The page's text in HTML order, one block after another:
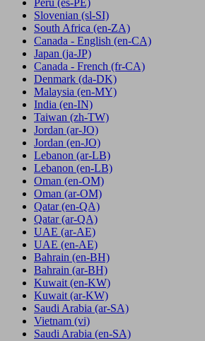
Peru (es-PE)
Slovenian (sl-SI)
South Africa (en-ZA)
Canada - English (en-CA)
Japan (ja-JP)
Canada - French (fr-CA)
Denmark (da-DK)
Malaysia (en-MY)
India (en-IN)
Taiwan (zh-TW)
Jordan (ar-JO)
Jordan (en-JO)
Lebanon (ar-LB)
Lebanon (en-LB)
Oman (en-OM)
Oman (ar-OM)
Qatar (en-QA)
Qatar (ar-QA)
UAE (ar-AE)
UAE (en-AE)
Bahrain (en-BH)
Bahrain (ar-BH)
Kuwait (en-KW)
Kuwait (ar-KW)
Saudi Arabia (ar-SA)
Vietnam (vi)
Saudi Arabia (en-SA)